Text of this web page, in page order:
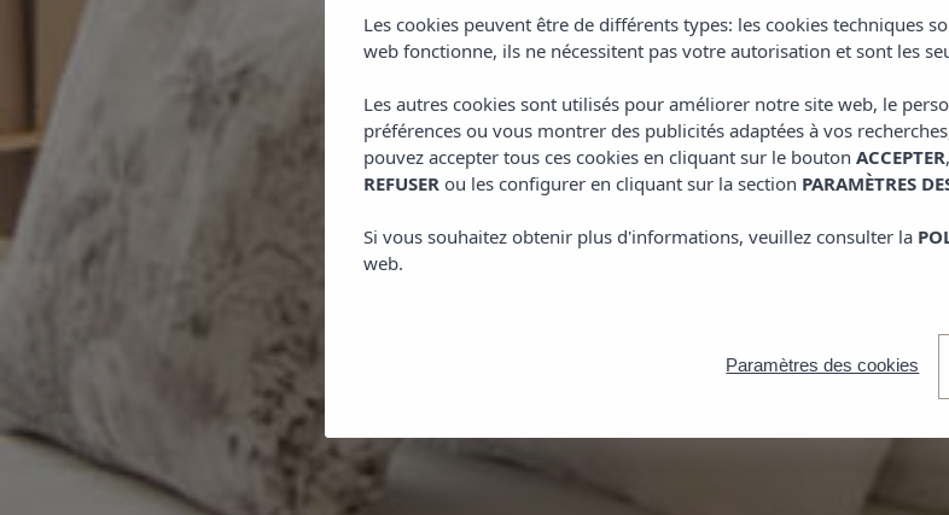
CHAMBRE
Les cookies peuvent être de différents types: les cookies techniques
web fonctionne, ils ne nécessitent pas votre autorisation et sont les
Les autres cookies sont utilisés pour améliorer notre site web, le
préférences ou vous montrer des publicités adaptées à vos
pouvez accepter tous ces cookies en cliquant sur le bouton ACCEPTER
REFUSERou les configurer en cliquant sur la section PARAMÈTRES
Si vous souhaitez obtenir plus d'informations, veuillez consulter la
web.
Paramètres des cookies